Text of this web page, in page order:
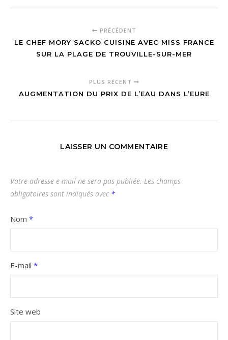
PRÉCÉDENT
LE CHEF MORY SACKO CUISINE AVEC MISS FRANCE
SUR LA PLAGE DE TROUVILLE-SUR-MER
PLUS RÉCENT
AUGMENTATION DU PRIX DE L’EAU DANS L’EURE
LAISSER UN COMMENTAIRE
Votre adresse e-mail ne sera pas publiée. Les champs
obligatoires sont indiqués avec *
Nom *
E-mail *
Site web